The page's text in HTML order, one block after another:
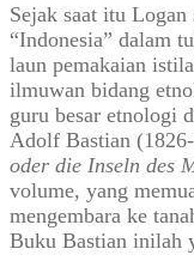
Sejak saat itu Logan
“Indonesia” dalam
laun pemakaian
ilmuwan bidang
guru besar etnologi
Adolf Bastian
oder die Inseln des
volume, yang
mengembara ke
Buku Bastian inilah